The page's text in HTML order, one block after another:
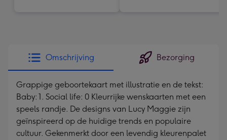
Omschrijving Bezorging
Grappige geboortekaart met illustratie en de tekst:
Baby: 1. Social life: 0 Kleurrijke wenskaarten met een
speels randje. De designs van Lucy Maggie zijn
geïnspireerd op de huidige trends en populaire
cultuur. Gekenmerkt door een levendig kleurenpalet